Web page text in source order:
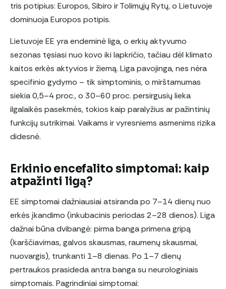
tris potipius: Europos, Sibiro ir Tolimųjų Rytų, o Lietuvoje
dominuoja Europos potipis.
Lietuvoje EE yra endeminė liga, o erkių aktyvumo
sezonas tęsiasi nuo kovo iki lapkričio, tačiau dėl klimato
kaitos erkės aktyvios ir žiemą. Liga pavojinga, nes nėra
specifinio gydymo – tik simptominis, o mirštamumas
siekia 0,5–4 proc., o 30–60 proc. persirgusių lieka
ilgalaikės pasekmės, tokios kaip paralyžius ar pažintinių
funkcijų sutrikimai. Vaikams ir vyresniems asmenims rizika
didesnė.
Erkinio encefalito simptomai: kaip
atpažinti ligą?
EE simptomai dažniausiai atsiranda po 7–14 dienų nuo
erkės įkandimo (inkubacinis periodas 2–28 dienos). Liga
dažnai būna dvibangė: pirma banga primena gripą
(karščiavimas, galvos skausmas, raumenų skausmai,
nuovargis), trunkanti 1–8 dienas. Po 1–7 dienų
pertraukos prasideda antra banga su neurologiniais
simptomais. Pagrindiniai simptomai: